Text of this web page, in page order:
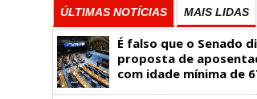
ÚLTIMAS NOTÍCIAS MAIS LIDAS
É falso que o Senado
proposta de
com idade mínima de